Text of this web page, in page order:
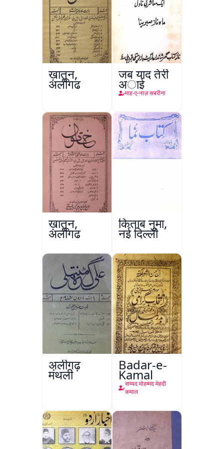
ख़ातून,
अलीगढ़
जब याद तेरी
अाई
माह-ए-नाज़ सबरीना
ख़ातून,
अलीगढ़
किताब नुमा,
नई दिल्ली
अलीगढ़
मंथली
Badar-e-
Kamal
सय्यद मोहम्मद मेहदी
कमाल